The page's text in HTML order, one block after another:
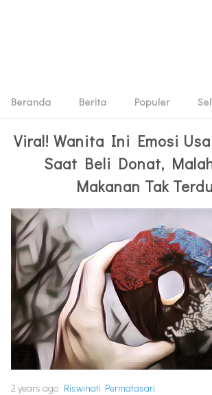
Beranda Berita Populer
Viral! Wanita Ini Emosi
Saat Beli Donat,
Makanan Tak
2 years ago Riswinati Permatasari